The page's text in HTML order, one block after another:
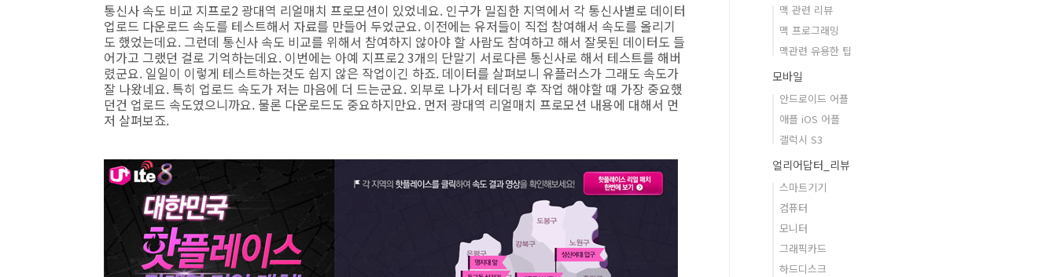
통신사 속도 비교 지프로2 광대역 리얼매치 프로모션이 있었네요. 인구가 밀집한 지역에서 각 통신사별로 데이터
업로드 다운로드 속도를 테스트해서 자료를 만들어 두었군요. 이전에는 유저들이 직접 참여해서 속도를 올리기
도 했었는데요. 그런데 통신사 속도 비교를 위해서 참여하지 않아야 할 사람도 참여하고 해서 잘못된 데이터도 들
어가고 그랬던 걸로 기억하는데요. 이번에는 아예 지프로2 3개의 단말기 서로다른 통신사로 해서 테스트를 해버
렸군요. 일일이 이렇게 테스트하는것도 쉽지 않은 작업이긴 하죠. 데이터를 살펴보니 유플러스가 그래도 속도가
잘 나왔네요. 특히 업로드 속도가 저는 마음에 더 드는군요. 외부로 나가서 테더링 후 작업 해야할 때 가장 중요했
던건 업로드 속도였으니까요. 물론 다운로드도 중요하지만요. 먼저 광대역 리얼매치 프로모션 내용에 대해서 먼
저 살펴보죠.
맥 관련 리뷰
맥 프로그래밍
맥관련 유용한 팁
모바일
안드로이드 어플
애플 iOS 어플
갤럭시 S3
얼리어답터_리뷰
스마트기기
컴퓨터
모니터
그래픽카드
하드디스크